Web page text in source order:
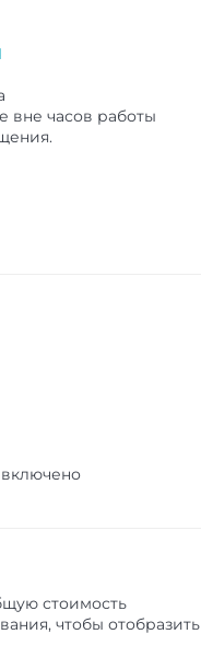
вне часов работы
стоимость
чтобы отобразить